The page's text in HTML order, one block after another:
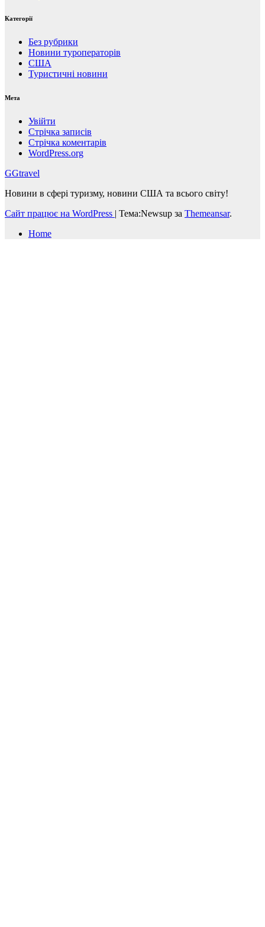
Категорії
Без рубрики
Новини туроператорів
США
Туристичні новини
Мета
Увійти
Стрічка записів
Стрічка коментарів
WordPress.org
GGtravel
Новини в сфері туризму, новини США та всього світу!
Сайт працює на WordPress | Тема:Newsup за Themeansar.
Home